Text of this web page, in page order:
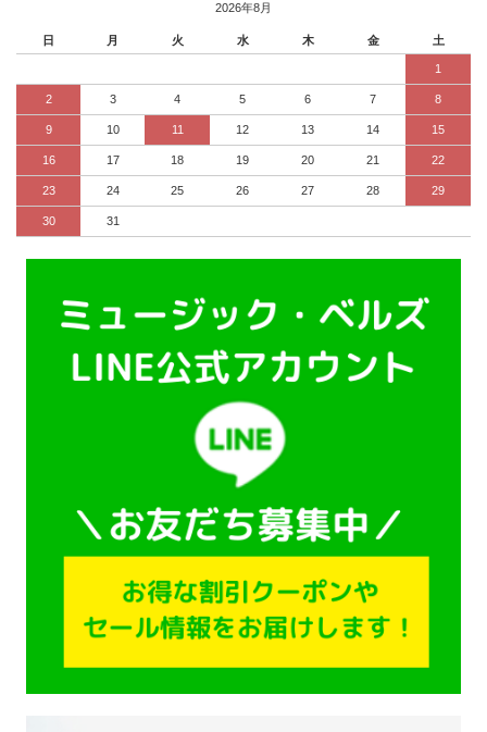
2026年8月
日 月 火 水 木 金 土
1
2 3 4 5 6 7 8
9 10 11 12 13 14 15
16 17 18 19 20 21 22
23 24 25 26 27 28 29
30 31